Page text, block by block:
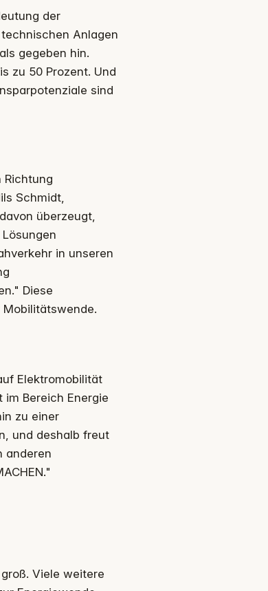
der
Anlagen
gegeben hin.
zu 50 Prozent. Und
sind
Richtung
Schmidt,
überzeugt,
in unseren
Diese
Elektromobilität
im Bereich Energie
zu einer
und deshalb freut
anderen
Viele weitere